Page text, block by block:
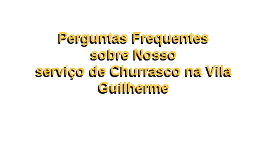
Perguntas Frequentes
sobre Nosso
serviço de Churrasco na Vila
Guilherme